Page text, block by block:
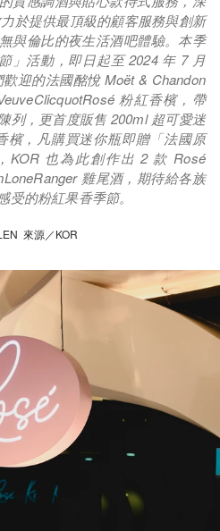
於提供最頂級的顧客服務與創新
與倫比的夜生活酒吧體驗。本季
」活動，即日起至 2024 年 7 月
迎的法國酩悅 Moët & Chandon
粉紅香檳，帶
列，更首度販售 200ml 超可愛迷
檳，凡購買迷你瓶即贈「法國原
KOR 也為此創作出 2 款 Rosé
雞尾酒，期待給各族
的粉紅果香季節。
來源／KOR